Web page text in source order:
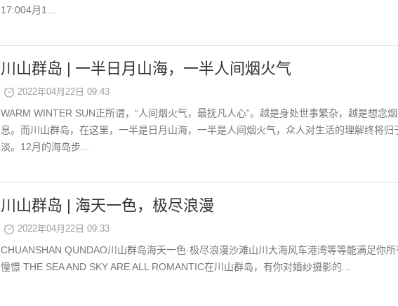
17:004月1...
川山群岛 | 一半日月山海，一半人间烟火气
2022年04月22日 09:43
WARM WINTER SUN正所谓，“人间烟火气，最抚凡人心”。越是身处世事繁杂，越是想念
息。而川山群岛，在这里，一半是日月山海，一半是人间烟火气，众人对生活的理解终将归
淡。12月的海岛步...
川山群岛 | 海天一色，极尽浪漫
2022年04月22日 09:33
CHUANSHAN QUNDAO川山群岛海天一色·极尽浪漫沙滩山川大海风车港湾等等能满足你所
憧憬 THE SEA AND SKY ARE ALL ROMANTIC在川山群岛，有你对婚纱摄影的...